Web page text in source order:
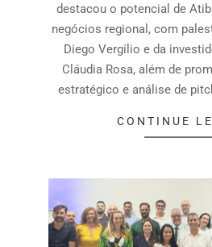
destacou o potencial de
negócios regional, com
Diego Vergílio e da
Cláudia Rosa, além de
estratégico e análise de
CONTINUE